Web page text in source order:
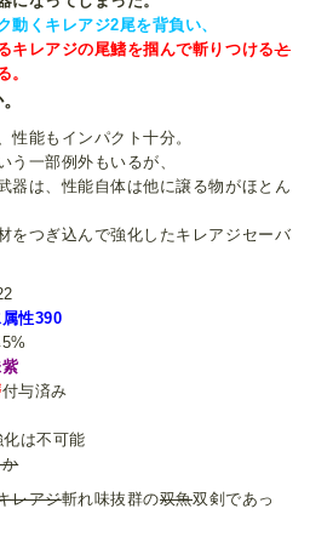
動くキレアジ2尾を背負い、
キレアジの尾鰭を掴んで斬りつけると
。
性能もインパクト十分。
う一部例外もいるが、
器は、性能自体は他に譲る物がほとん
をつぎ込んで強化したキレアジセーバ
性390
付与済み
は不可能
レアジ斬れ味抜群の双魚双剣であっ